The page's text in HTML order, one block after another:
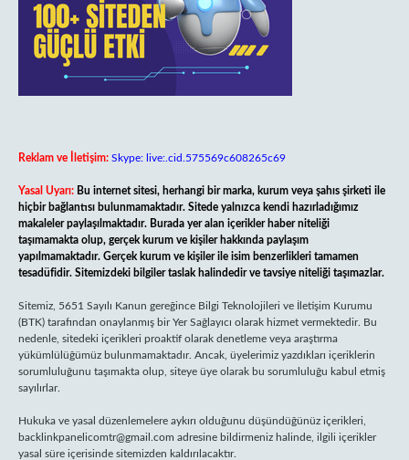
Reklam ve İletişim: Skype: live:.cid.575569c608265c69
Yasal Uyarı: Bu internet sitesi, herhangi bir marka, kurum veya şahıs şirketi ile
hiçbir bağlantısı bulunmamaktadır. Sitede yalnızca kendi hazırladığımız
makaleler paylaşılmaktadır. Burada yer alan içerikler haber niteliği
taşımamakta olup, gerçek kurum ve kişiler hakkında paylaşım
yapılmamaktadır. Gerçek kurum ve kişiler ile isim benzerlikleri tamamen
tesadüfidir. Sitemizdeki bilgiler taslak halindedir ve tavsiye niteliği taşımazlar.
Sitemiz, 5651 Sayılı Kanun gereğince Bilgi Teknolojileri ve İletişim Kurumu
(BTK) tarafından onaylanmış bir Yer Sağlayıcı olarak hizmet vermektedir. Bu
nedenle, sitedeki içerikleri proaktif olarak denetleme veya araştırma
yükümlülüğümüz bulunmamaktadır. Ancak, üyelerimiz yazdıkları içeriklerin
sorumluluğunu taşımakta olup, siteye üye olarak bu sorumluluğu kabul etmiş
sayılırlar.
Hukuka ve yasal düzenlemelere aykırı olduğunu düşündüğünüz içerikleri,
backlinkpanelicomtr@gmail.com adresine bildirmeniz halinde, ilgili içerikler
yasal süre içerisinde sitemizden kaldırılacaktır.